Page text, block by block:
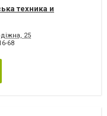
техника и
25
68